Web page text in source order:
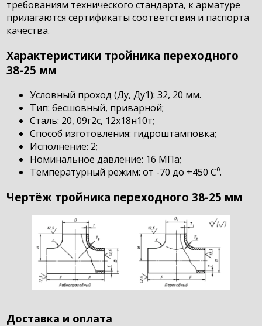
требованиям технического стандарта, к арматуре
прилагаются сертификаты соответствия и паспорта
качества.
Характеристики тройника переходного
38-25 мм
Условный проход (Ду, Ду1): 32, 20 мм.
Тип: бесшовный, приварной;
Сталь: 20, 09г2с, 12х18н10т;
Способ изготовления: гидроштамповка;
Исполнение: 2;
Номинальное давление: 16 МПа;
Температурный режим: от -70 до +450 С⁰.
Чертёж тройника переходного 38-25 мм
Доставка и оплата